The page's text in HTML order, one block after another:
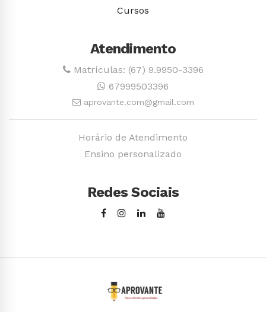
Cursos
Atendimento
Matrículas: (67) 9.9950-3396
67999503396
aprovante.com@gmail.com
Horário de Atendimento
Ensino personalizado
Redes Sociais